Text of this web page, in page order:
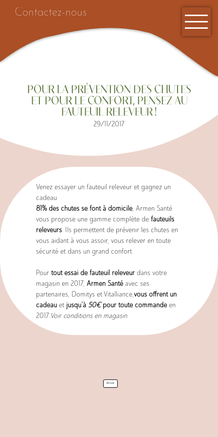
Contactez-nous
Accueil
Services
POUR LA PRÉVENTION DES CHUTES
ET POUR LE CONFORT, PENSEZ AU
FAUTEUIL RELEVEUR !
29/11/2017
Venez essayer un fauteuil releveur et gagnez un
cadeau
81% des chutes se font à domicile, Armen Santé
vous propose une gamme complète de fauteuils
releveurs. Ils permettent de prévenir les chutes en
vous aidant à vous assoir, vous relever en toute
sécurité et dans un grand confort.
Pour tout essai de fauteuil releveurdans votre
magasin en 2017, Armen Santéavec ses
partenaires, Domitys et Vitalliance,vous offrent un
cadeauet jusqu’à 50€pour toute commandeen
2017. Voir conditions en magasin.
Retour